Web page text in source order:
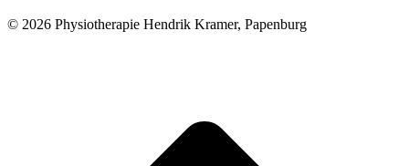
© 2026 Physiotherapie Hendrik Kramer, Papenburg